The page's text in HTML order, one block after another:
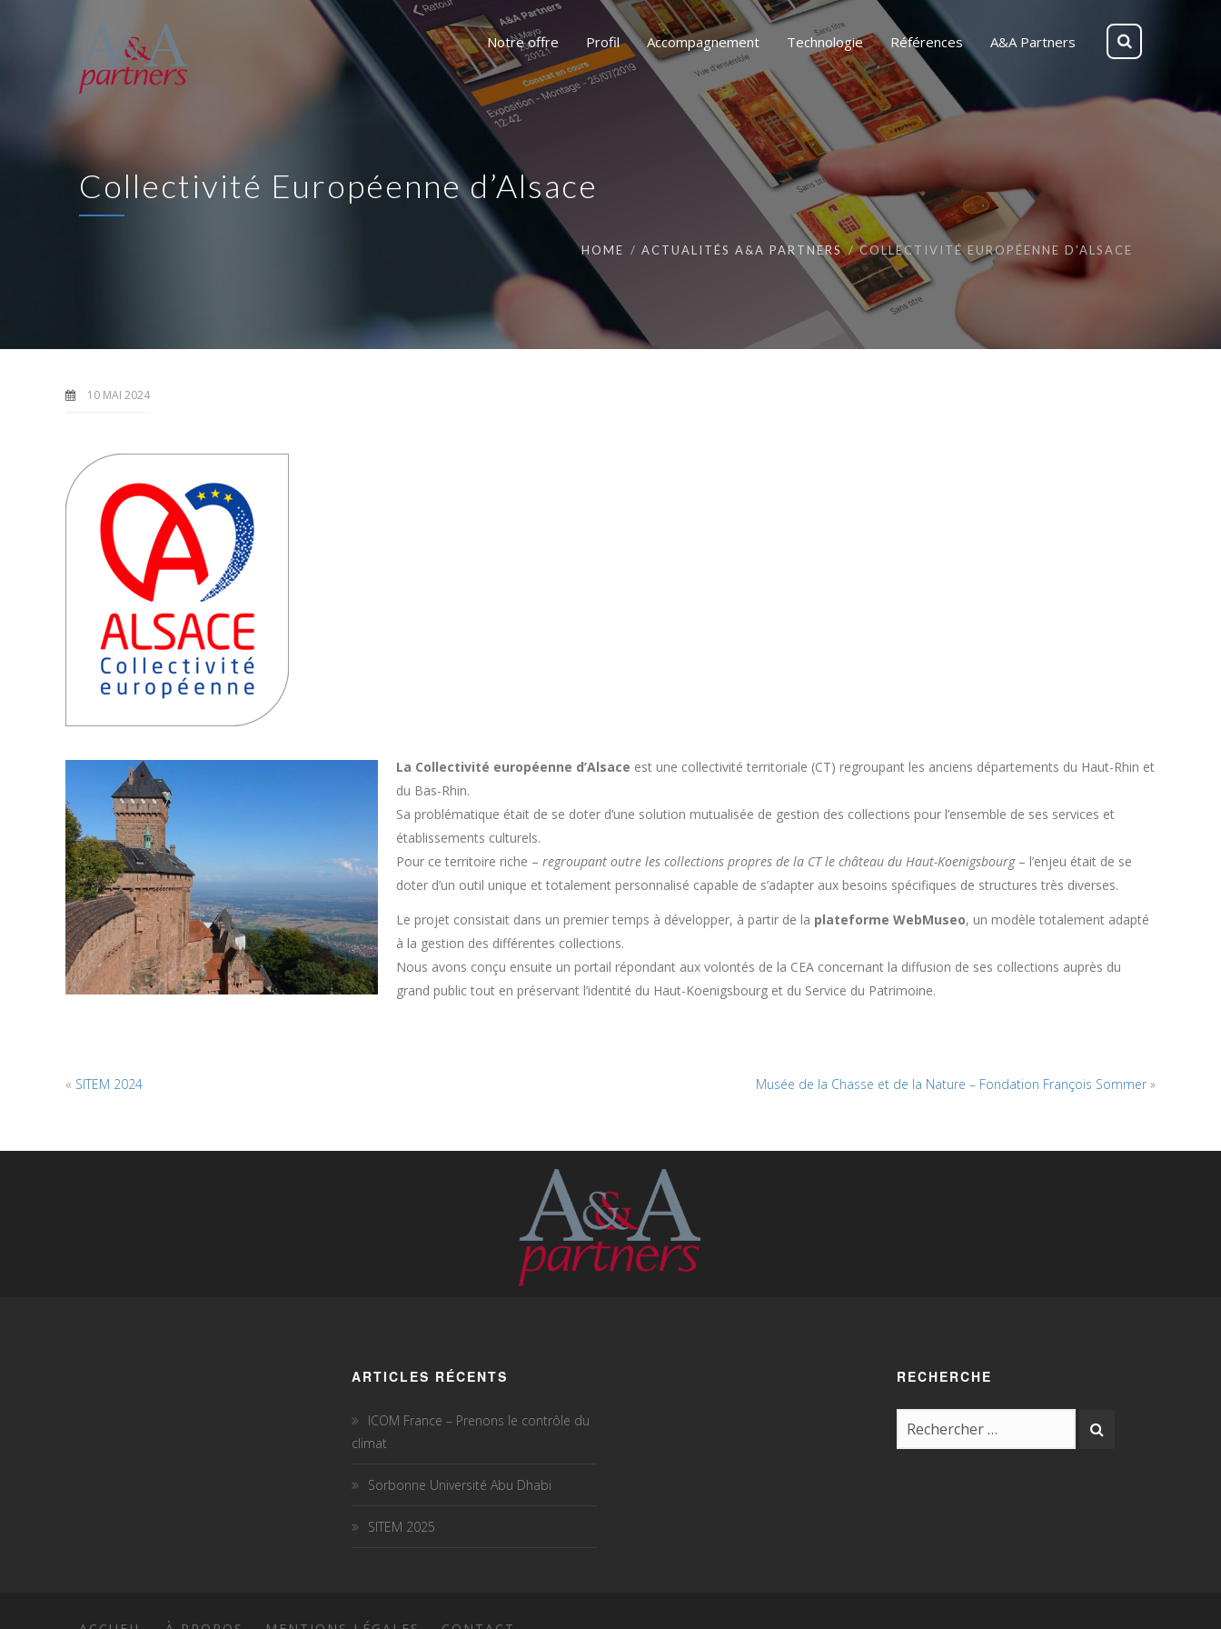
Notre offre Profil Accompagnement Technologie Références A&A Partners
Collectivité Européenne d’Alsace
HOME ACTUALITÉS A&A PARTNERS COLLECTIVITÉ EUROPÉENNE D’ALSACE
10 MAI 2024
La Collectivité européenne d’Alsace est une collectivité territoriale (CT) regroupant les anciens départements du Haut-Rhin et
du Bas-Rhin.
Sa problématique était de se doter d’une solution mutualisée de gestion des collections pour l’ensemble de ses services et
établissements culturels.
Pour ce territoire riche – regroupant outre les collections propres de la CT le château du Haut-Koenigsbourg– l’enjeu était de se
doter d’un outil unique et totalement personnalisé capable de s’adapter aux besoins spécifiques de structures très diverses.
Le projet consistait dans un premier temps à développer, à partir de la plateforme WebMuseo, un modèle totalement adapté
à la gestion des différentes collections.
Nous avons conçu ensuite un portail répondant aux volontés de la CEA concernant la diffusion de ses collections auprès du
grand public tout en préservant l’identité du Haut-Koenigsbourg et du Service du Patrimoine.
« SITEM 2024 Musée de la Chasse et de la Nature – Fondation François Sommer »
ARTICLES RÉCENTS
ICOM France – Prenons le contrôle du
climat
Sorbonne Université Abu Dhabi
SITEM 2025
RECHERCHE